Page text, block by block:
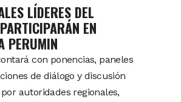
LÍDERES DEL
EN
PERUMIN
con ponencias, paneles
de diálogo y discusión
autoridades regionales,